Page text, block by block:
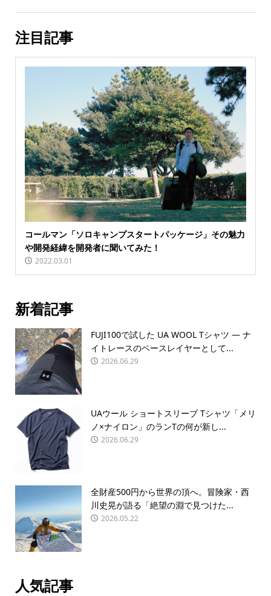
注目記事
コールマン「ソロキャンプスタートパッケージ」その魅力
や開発経緯を開発者に聞いてみた！
2022.03.01
新着記事
FUJI100で試した UA WOOL Tシャツ — ナ
イトレースのベースレイヤーとして...
2026.06.29
UAウール ショートスリーブ Tシャツ「メリ
ノ×ナイロン」のランTの何が新し...
2026.06.29
全財産500円から世界の頂へ。冒険家・西
川史晃が語る「絶望の淵で見つけた...
2026.05.22
人気記事